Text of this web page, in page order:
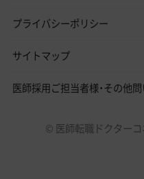
プライバシーポリシー
サイトマップ
医師採用ご担当者様・その他
© 医師転職ドクター